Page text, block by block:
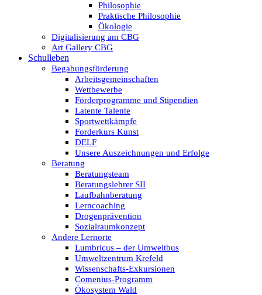
Philosophie
Praktische Philosophie
Ökologie
Digitalisierung am CBG
Art Gallery CBG
Schulleben
Begabungsförderung
Arbeitsgemeinschaften
Wettbewerbe
Förderprogramme und Stipendien
Latente Talente
Sportwettkämpfe
Forderkurs Kunst
DELF
Unsere Auszeichnungen und Erfolge
Beratung
Beratungsteam
Beratungslehrer SII
Laufbahnberatung
Lerncoaching
Drogenprävention
Sozialraumkonzept
Andere Lernorte
Lumbricus – der Umweltbus
Umweltzentrum Krefeld
Wissenschafts-Exkursionen
Comenius-Programm
Ökosystem Wald